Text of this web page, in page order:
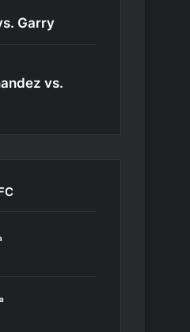
Garry
vs.